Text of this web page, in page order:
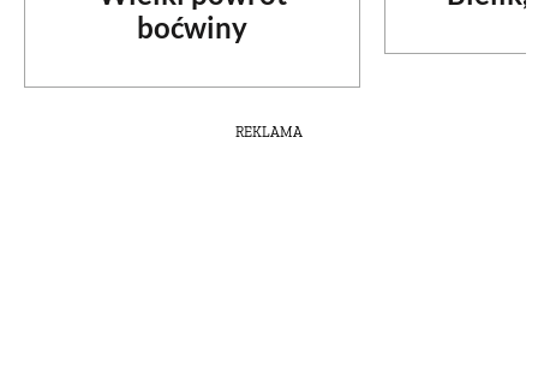
boćwiny
REKLAMA